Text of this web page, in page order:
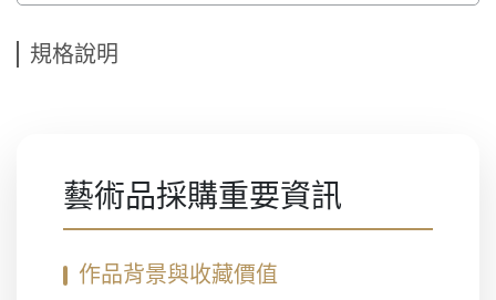
規格說明
藝術品採購重要資訊
作品背景與收藏價值